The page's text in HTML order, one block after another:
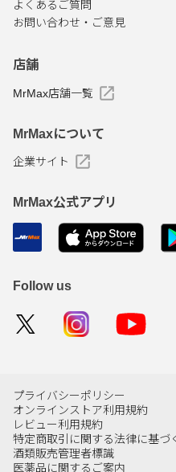
よくあるご質問
お問い合わせ・ご意見
店舗
MrMax店舗一覧
MrMaxについて
企業サイト
MrMax公式アプリ
Follow us
プライバシーポリシー
オンラインストア利用規約
レビュー利用規約
特定商取引に関する法律に基づ
酒類販売管理者標識
医薬品に関するご案内